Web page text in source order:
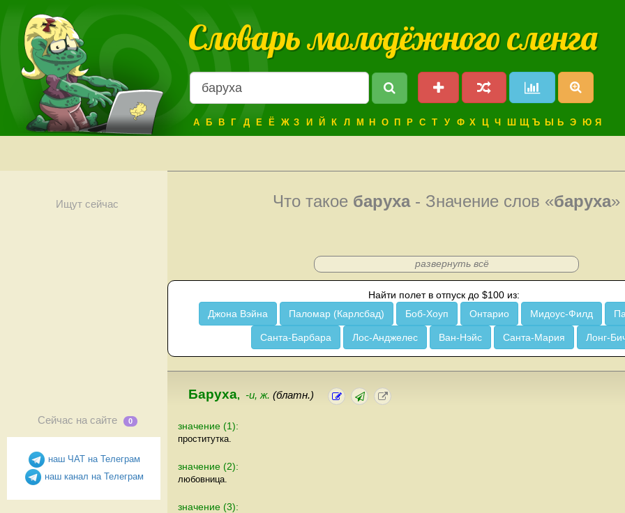
Словарь молодёжного сленга
А Б В Г Д Е Ё Ж З И Й К Л М Н О П Р С Т У Ф Х Ц Ч Ш Щ Ъ Ы Ь Э Ю Я
Ищут сейчас
Сейчас на сайте 0
наш ЧАТ на Телеграм
наш канал на Телеграм
Что такое баруха- Значение слов «баруха»
развернуть всё
Найти полет в отпуск до $100 из:
Джона Вэйна
Паломар (Карлсбад) Боб-Хоуп Онтарио Мидоус-Филд
Санта-Барбара Лос-Анджелес Ван-Нэйс Санта-Мария Лонг-
Баруха, -и, ж. (блатн.)
значение (1):
проститутка.
значение (2):
любовница.
значение (3):